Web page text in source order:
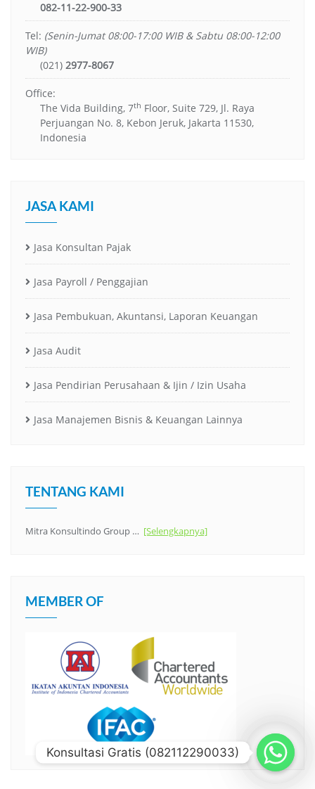
082-11-22-900-33
Tel: (Senin-Jumat 08:00-17:00 WIB & Sabtu 08:00-12:00
WIB)
(021) 2977-8067
Office:
The Vida Building, 7th Floor, Suite 729, Jl. Raya
Perjuangan No. 8, Kebon Jeruk, Jakarta 11530,
Indonesia
JASA KAMI
Jasa Konsultan Pajak
Jasa Payroll / Penggajian
Jasa Pembukuan, Akuntansi, Laporan Keuangan
Jasa Audit
Jasa Pendirian Perusahaan & Ijin / Izin Usaha
Jasa Manajemen Bisnis & Keuangan Lainnya
TENTANG KAMI
Mitra Konsultindo Group … [Selengkapnya]
MEMBER OF
Konsultasi Gratis (082112290033)